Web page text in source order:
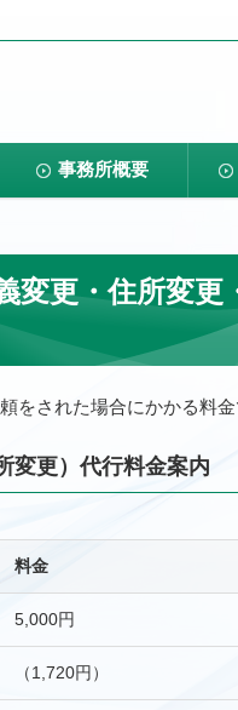
事務所概要
変更・住所変更
をされた場合にかかる料金
変更）代行料金案内
料金
5,000円
（1,720円）